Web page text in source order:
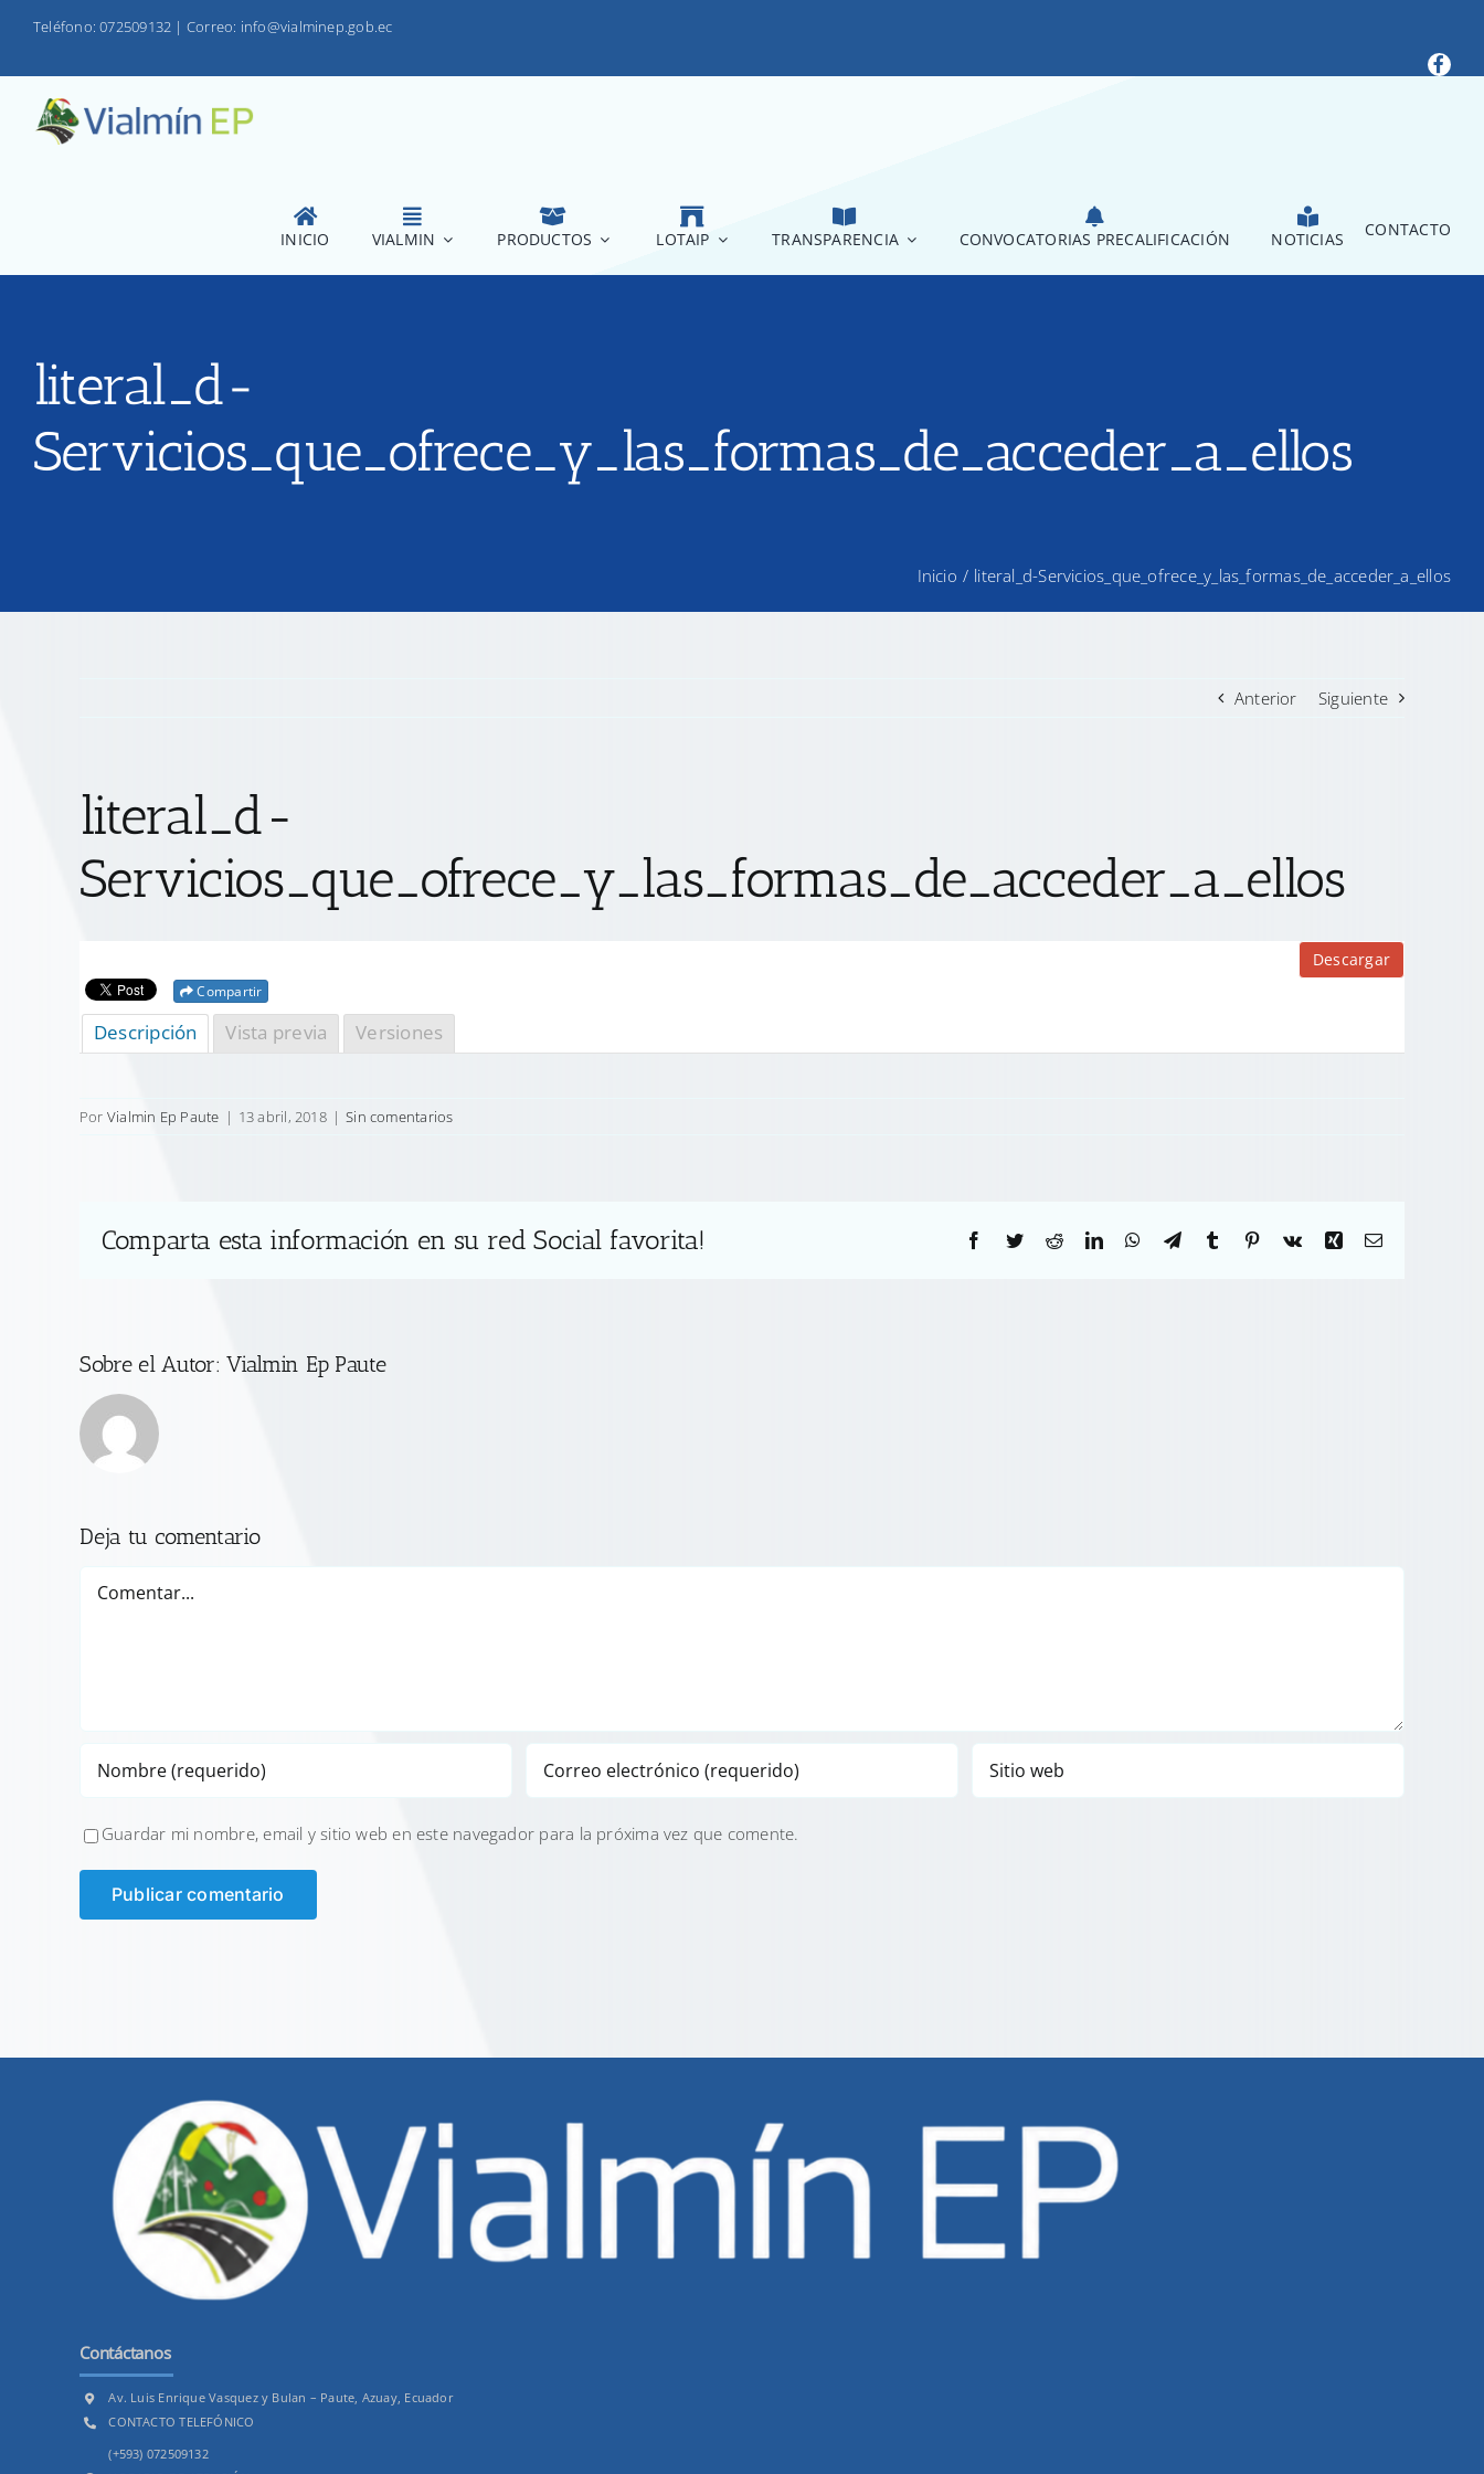
Teléfono: 072509132 | Correo: info@vialminep.gob.ec
INICIO VIALMIN PRODUCTOS LOTAIP TRANSPARENCIA CONVOCATORIAS PRECALIFICACIÓN NOTICIAS CONTACTO
literal_d-
Servicios_que_ofrece_y_las_formas_de_acceder_a_ellos
Inicio / literal_d-Servicios_que_ofrece_y_las_formas_de_acceder_a_ellos
Anterior Siguiente
literal_d-
Servicios_que_ofrece_y_las_formas_de_acceder_a_ellos
Descargar
Compartir
Descripción Vista previa Versiones
Por Vialmin Ep Paute | 13 abril, 2018 | Sin comentarios
Comparta esta información en su red Social favorita! Facebook
TwitterRedditLinkedInWhatsApp
TelegramTumblr Pinterest
Vk Xing Correo
Sobre el Autor:Vialmin Ep Paute
Deja tu comentario
Guardar mi nombre, email y sitio web en este navegador para la próxima vez que comente.
Contáctanos
Av. Luis Enrique Vasquez y Bulan – Paute, Azuay, Ecuador
CONTACTO TELEFÓNICO
(+593) 072509132